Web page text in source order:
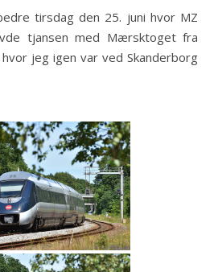
tirsdag den 25. juni hvor MZ
tjansen med Mærsktoget fra
jeg igen var ved Skanderborg